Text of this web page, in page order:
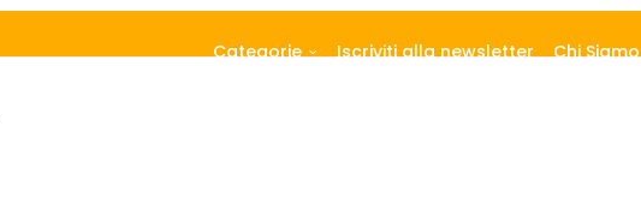
Categorie Iscriviti alla newsletter Chi Siamo